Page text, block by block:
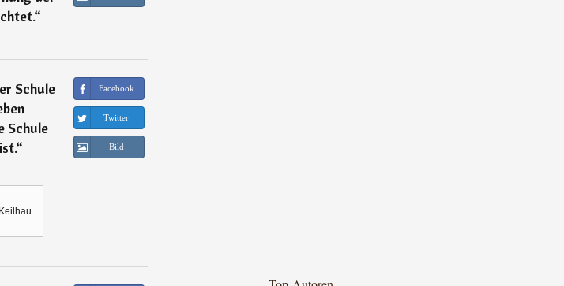
“
Schule
Schule
“
Facebook
Twitter
Bild